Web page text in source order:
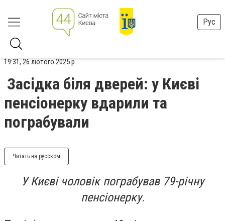
Рус
19:31, 26 лютого 2025 р.
Засідка біля дверей: у Києві
пенсіонерку вдарили та
пограбували
Читать на русском
У Києві чоловік пограбував 79-річну
пенсіонерку.